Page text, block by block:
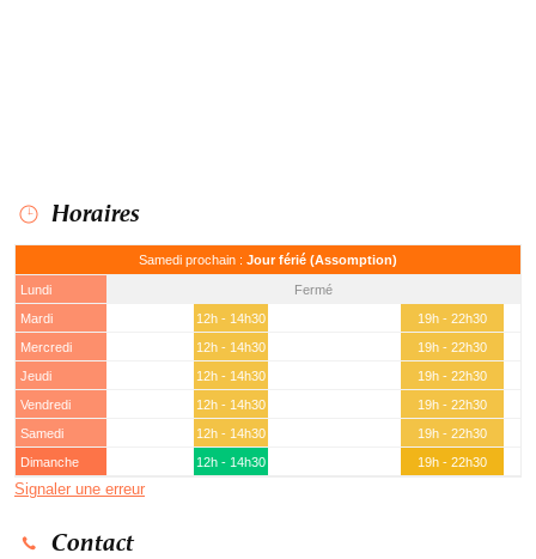
Horaires
Samedi prochain : Jour férié (Assomption)
Lundi
Fermé
Mardi
12h - 14h30
19h - 22h30
Mercredi
12h - 14h30
19h - 22h30
Jeudi
12h - 14h30
19h - 22h30
Vendredi
12h - 14h30
19h - 22h30
Samedi
12h - 14h30
19h - 22h30
Dimanche
12h - 14h30 19h - 22h30
Signaler une erreur
Contact